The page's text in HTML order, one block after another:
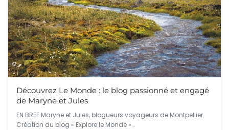
Découvrez Le Monde : le blog passionné et engagé
de Maryne et Jules
EN BREF Maryne et Jules, blogueurs voyageurs de Montpellier.
Création du blog « Explore le Monde »…